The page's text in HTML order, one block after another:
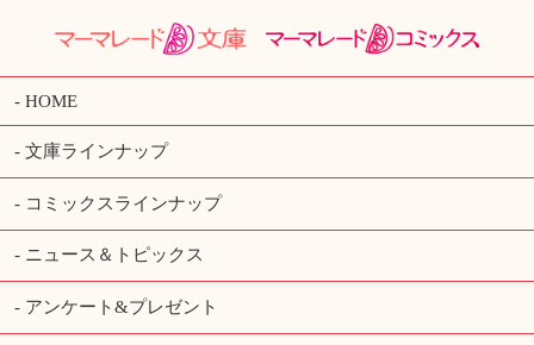
HOME
文庫ラインナップ
コミックスラインナップ
ニュース＆トピックス
アンケート&プレゼント